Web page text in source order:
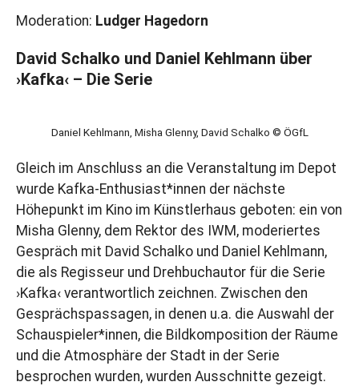
Moderation: Ludger Hagedorn
David Schalko und Daniel Kehlmann über
›Kafka‹ – Die Serie
Daniel Kehlmann, Misha Glenny, David Schalko © ÖGfL
Gleich im Anschluss an die Veranstaltung im Depot
wurde Kafka-Enthusiast*innen der nächste
Höhepunkt im Kino im Künstlerhaus geboten: ein von
Misha Glenny, dem Rektor des IWM, moderiertes
Gespräch mit David Schalko und Daniel Kehlmann,
die als Regisseur und Drehbuchautor für die Serie
›Kafka‹ verantwortlich zeichnen. Zwischen den
Gesprächspassagen, in denen u.a. die Auswahl der
Schauspieler*innen, die Bildkomposition der Räume
und die Atmosphäre der Stadt in der Serie
besprochen wurden, wurden Ausschnitte gezeigt.